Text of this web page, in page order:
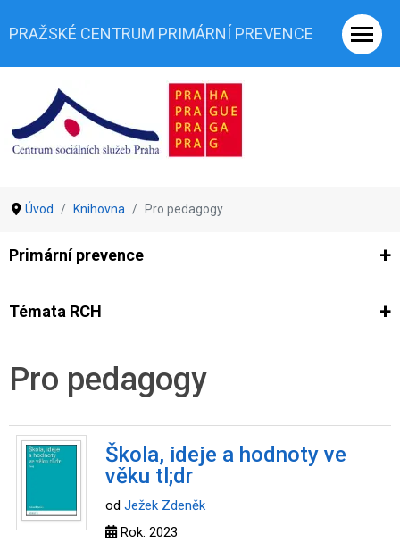
PRAŽSKÉ CENTRUM PRIMÁRNÍ PREVENCE
Úvod Knihovna Pro pedagogy
Primární prevence
Ze světa prevence
Témata RCH
Co je rizikové chování (RCH)
Pro pedagogy
Škola, ideje a hodnoty ve
věku tl;dr
od Ježek Zdeněk
Rok: 2023